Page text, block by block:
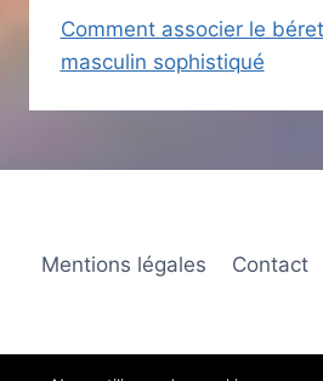
Comment associer le
masculin sophistiqué
Mentions légales Contact